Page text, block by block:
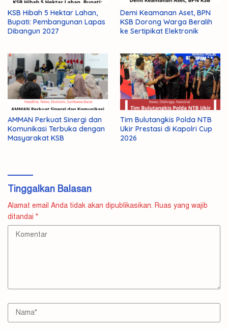
KSB Hibah 5 Hektar Lahan,
Bupati: Pembangunan Lapas
Dibangun 2027
Demi Keamanan Aset, BPN
KSB Dorong Warga Beralih
ke Sertipikat Elektronik
AMMAN Perkuat Sinergi dan
Komunikasi Terbuka dengan
Masyarakat KSB
Tim Bulutangkis Polda NTB
Ukir Prestasi di Kapolri Cup
2026
Tinggalkan Balasan
Alamat email Anda tidak akan dipublikasikan. Ruas yang wajib
ditandai *